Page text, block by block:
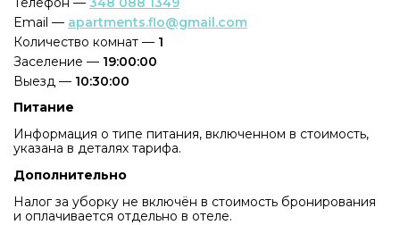
Email — apartments.flo@gmail.com
Количество комнат — 1
Заселение — 19:00:00
Выезд — 10:30:00
Питание
Информация о типе питания, включенном в стоимость,
указана в деталях тарифа.
Дополнительно
Налог за уборку не включён в стоимость бронирования
и оплачивается отдельно в отеле.